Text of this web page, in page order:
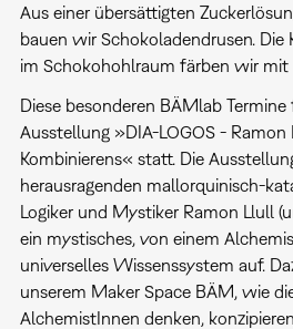
Aus einer übersättigten
bauen wir Schokoladendrusen. Die
im Schokohohlraum färben wir mit
Diese besonderen BÄMlab
Ausstellung »DIA-LOGOS -
Kombinierens« statt. Die
herausragenden mallorquinisch-
Logiker und Mystiker Ramon Llull
ein mystisches, von einem
universelles Wissenssystem auf.
unserem Maker Space BÄM, wie
AlchemistInnen denken,